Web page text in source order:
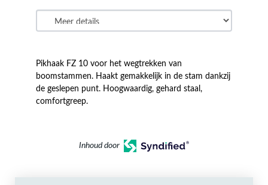
Pikhaak FZ 10 voor het wegtrekken van
boomstammen. Haakt gemakkelijk in de stam dankzij
de geslepen punt. Hoogwaardig, gehard staal,
comfortgreep.
Inhoud door